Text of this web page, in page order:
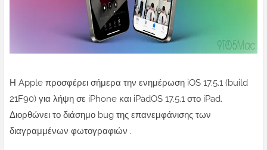
Η Apple προσφέρει σήμερα την ενημέρωση iOS 17.5.1 (build
21F90) για λήψη σε iPhone και iPadOS 17.5.1 στο iPad.
Διορθώνει το διάσημο bug της επανεμφάνισης των
διαγραμμένων φωτογραφιών .